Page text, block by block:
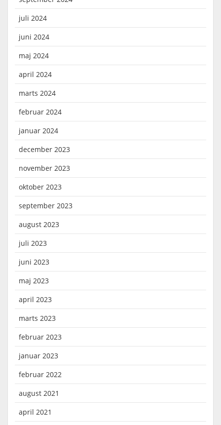
juli 2024
juni 2024
maj 2024
april 2024
marts 2024
februar 2024
januar 2024
december 2023
november 2023
oktober 2023
september 2023
august 2023
juli 2023
juni 2023
maj 2023
april 2023
marts 2023
februar 2023
januar 2023
februar 2022
august 2021
april 2021